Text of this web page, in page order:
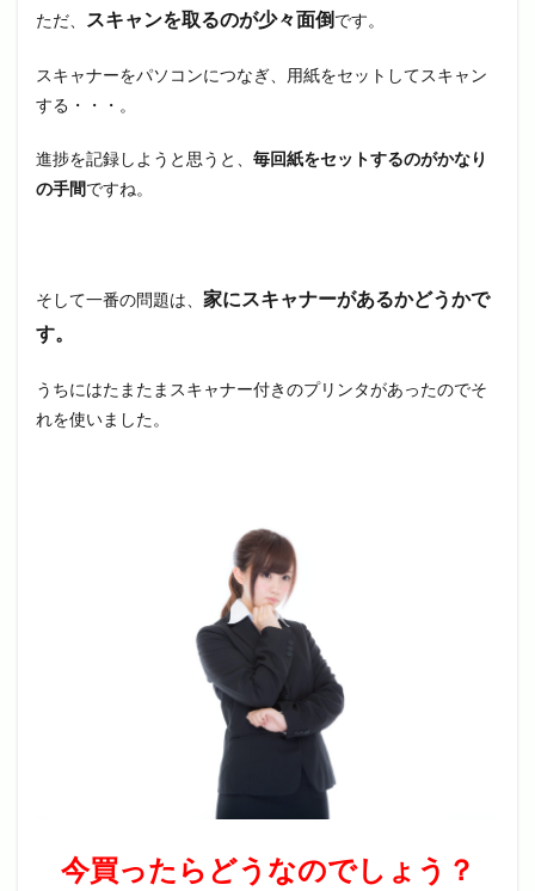
ただ、 スキャンを取るのが少々面倒です。
スキャナーをパソコンにつなぎ、用紙をセットしてスキャン
する・・・。
進捗を記録しようと思うと、 毎回紙をセットするのがかなり
の手間ですね。
そして一番の問題は、 家にスキャナーがあるかどうかで
す。
うちにはたまたまスキャナー付きのプリンタがあったのでそ
れを使いました。
今買ったらどうなのでしょう？